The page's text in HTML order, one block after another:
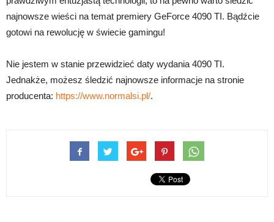
najnowsze wieści na temat premiery GeForce 4090 TI. Bądźcie
gotowi na rewolucję w świecie gamingu!
Nie jestem w stanie przewidzieć daty wydania 4090 TI.
Jednakże, możesz śledzić najnowsze informacje na stronie
producenta: https://www.normalsi.pl/.